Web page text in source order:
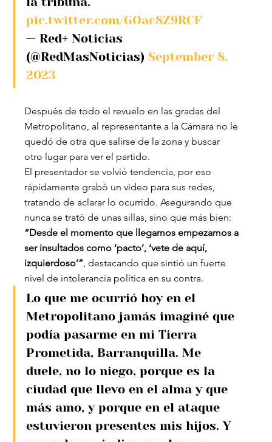
pic.twitter.com/GOac8Z9RCF
— Red+ Noticias
(@RedMasNoticias) September 8,
2023
Después de todo el revuelo en las gradas del
Metropolitano, al representante a la Cámara no le
quedó de otra que salirse de la zona y buscar
otro lugar para ver el partido.
El presentador se volvió tendencia, por eso
rápidamente grabó un video para sus redes,
tratando de aclarar lo ocurrido. Asegurando que
nunca se trató de unas sillas, sino que más bien:
“Desde el momento que llegamos empezamos a
ser insultados como ‘pacto’, ‘vete de aquí,
izquierdoso’”, destacando que sintió un fuerte
nivel de intolerancia política en su contra.
Lo que me ocurrió hoy en el
Metropolitano jamás imaginé que
podía pasarme en mi Tierra
Prometida, Barranquilla. Me
duele, no lo niego, porque es la
ciudad que llevo en el alma y que
más amo, y porque en el ataque
estuvieron presentes mis hijos. Y